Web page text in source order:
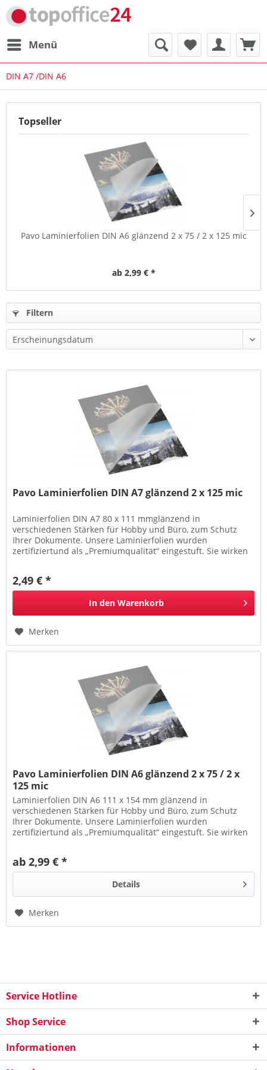
Menü
DIN A7 /DIN A6
Topseller
Pavo Laminierfolien DIN A6 glänzend 2 x 75 / 2 x 125 mic
ab 2,99 € *
Filtern
Pavo Laminierfolien DIN A7 glänzend 2 x 125 mic
Laminierfolien DIN A7 80 x 111 mmglänzend in
verschiedenen Stärken für Hobby und Büro, zum Schutz
Ihrer Dokumente. Unsere Laminierfolien wurden
zertifiziertund als „Premiumqualität“ eingestuft. Sie wirken
2,49 € *
In den Warenkorb
Merken
Pavo Laminierfolien DIN A6 glänzend 2 x 75 / 2 x
125 mic
Laminierfolien DIN A6 111 x 154 mm glänzend in
verschiedenen Stärken für Hobby und Büro, zum Schutz
Ihrer Dokumente. Unsere Laminierfolien wurden
zertifiziertund als „Premiumqualität“ eingestuft. Sie wirken
ab 2,99 € *
Details
Merken
Service Hotline
Shop Service
Informationen